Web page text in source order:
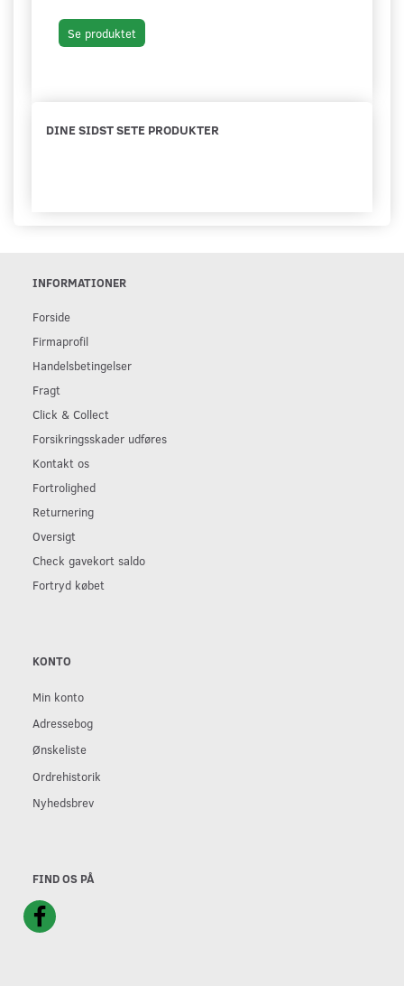
Se produktet
DINE SIDST SETE PRODUKTER
INFORMATIONER
Forside
Firmaprofil
Handelsbetingelser
Fragt
Click & Collect
Forsikringsskader udføres
Kontakt os
Fortrolighed
Returnering
Oversigt
Check gavekort saldo
Fortryd købet
KONTO
Min konto
Adressebog
Ønskeliste
Ordrehistorik
Nyhedsbrev
FIND OS PÅ